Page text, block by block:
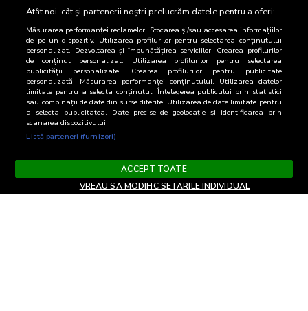
DE category 19 26,7
Atât noi, cât și partenerii noștri prelucrăm datele pentru a oferi:
Măsurarea performanței reclamelor. Stocarea și/sau accesarea informațiilor
de pe un dispozitiv. Utilizarea profilurilor pentru selectarea conținutului
personalizat. Dezvoltarea și îmbunătățirea serviciilor. Crearea profilurilor
de conținut personalizat. Utilizarea profilurilor pentru selectarea
publicității personalizate. Crearea profilurilor pentru publicitate
personalizată. Măsurarea performanței conținutului. Utilizarea datelor
limitate pentru a selecta conținutul. Înțelegerea publicului prin statistici
sau combinații de date din surse diferite. Utilizarea de date limitate pentru
a selecta publicitatea. Date precise de geolocație și identificarea prin
scanarea dispozitivului.
Listă parteneri (furnizori)
ACCEPT TOATE
VREAU SA MODIFIC SETARILE INDIVIDUAL